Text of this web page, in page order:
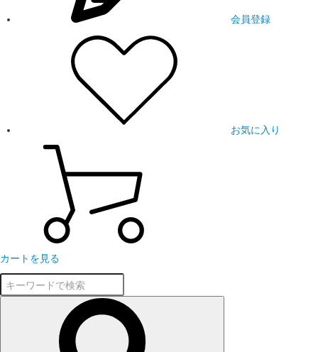
会員登録
お気に入り
カートを見る